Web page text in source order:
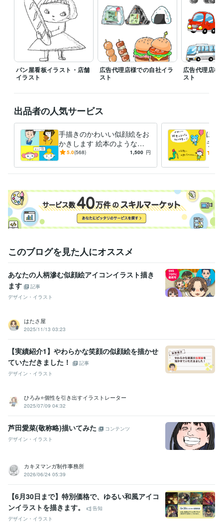
Adobe Photoshop:5年 Adobe Illustrator:4年
得意分野
イラスト作成・漫画制作 イラスト、キャラクターデザイン
イラスト キャラクター
パン屋看板イラスト・店舗
イラスト
広告代理店様での自社イラ
スト
広告代理店様
スト
出品者の人気サービス
手描きのかわいい似顔絵をお
かきします 絵本のような似
顔絵◯アイコン、プレゼント
5.0(568) 1,500 円
ほん
ラク
筆
うぞ
このブログを見た人にオススメ
あなたの人柄滲む似顔絵アイコンイラスト描き
ます
記事
デザイン・イラスト
はたさ屋
2025/11/13 03:23
【実績紹介1】やわらかな笑顔の似顔絵を描かせ
ていただきました！
記事
デザイン・イラスト
ひろみ⭐️個性を引き出すイラストレーター
2025/07/09 04:32
芦田愛菜(敬称略)描いてみた
コンテンツ
デザイン・イラスト
カキヌマンガ制作事務所
2026/06/24 05:39
【6月30日まで】特別価格で、ゆるい和風アイコ
ンイラストを描きます。
告知
デザイン・イラスト